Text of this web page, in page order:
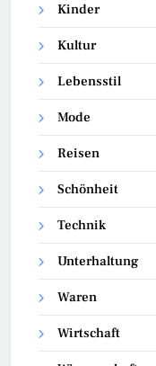
Kinder
Kultur
Lebensstil
Mode
Reisen
Schönheit
Technik
Unterhaltung
Waren
Wirtschaft